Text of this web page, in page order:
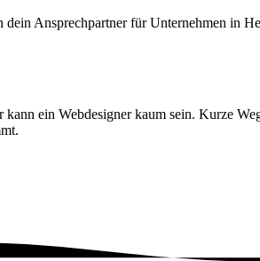
Ansprechpartner für Unternehmen in
ein Webdesigner kaum sein. Kurze